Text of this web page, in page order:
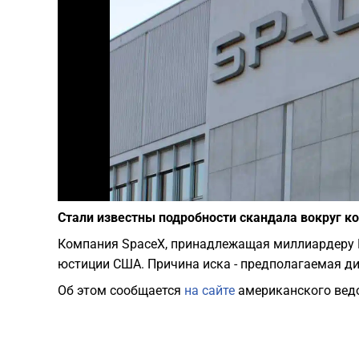
Стали известны подробности скандала вокруг
Компания SpaceX, принадлежащая
юстиции США. Причина иска - предполагаемая
Об этом сообщается на сайте американского